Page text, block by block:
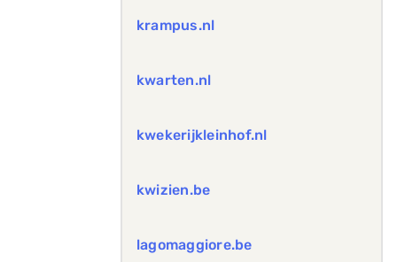
krampus.nl
kwarten.nl
kwekerijkleinhof.nl
kwizien.be
lagomaggiore.be